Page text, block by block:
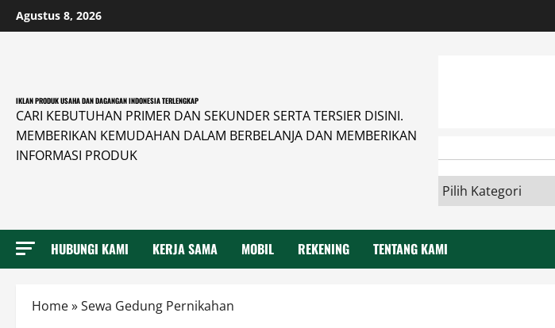
Skip
to
Agustus 8, 2026
IKLAN PRODUK USAHA DAN DAGANGAN INDONESIA TERLENGKAP
CARI KEBUTUHAN PRIMER DAN SEKUNDER SERTA TERSIER DISINI.
MEMBERIKAN KEMUDAHAN DALAM BERBELANJA DAN MEMBERIKAN
INFORMASI PRODUK
HUBUNGI KAMI KERJA SAMA MOBIL REKENING TENTANG KAMI
Home»Sewa Gedung Pernikahan